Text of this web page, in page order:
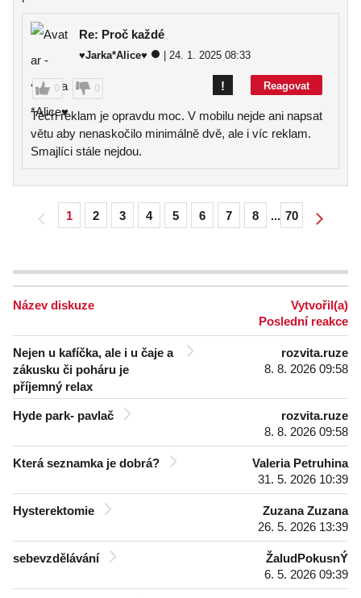
Re: Proč každé
♥Jarka*Alice♥ | 24. 1. 2025 08:33
0 0 Reagovat
!
Těch reklam je opravdu moc. V mobilu nejde ani napsat
větu aby nenaskočilo minimálně dvě, ale i víc reklam.
Smajlíci stále nejdou.
1 2 3 4 5 6 7 8 ... 70
Název diskuze
Vytvořil(a)
Poslední reakce
Nejen u kafíčka, ale i u čaje a
zákusku či poháru je
příjemný relax
rozvita.ruze
8. 8. 2026 09:58
Hyde park- pavlač
rozvita.ruze
8. 8. 2026 09:58
Která seznamka je dobrá?
Valeria Petruhina
31. 5. 2026 10:39
Hysterektomie
Zuzana Zuzana
26. 5. 2026 13:39
sebevzdělávání
ŽaludPokusnÝ
6. 5. 2026 09:39